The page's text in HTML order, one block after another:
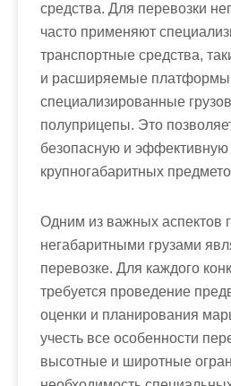
средства. Для перевозки
часто применяют
транспортные средства,
и расширяемые
специализированные
полуприцепы. Это
безопасную и эффективную
крупногабаритных
Одним из важных аспектов
негабаритными грузами
перевозке. Для каждого
требуется проведение
оценки и планирования
учесть все особенности
высотные и широтные